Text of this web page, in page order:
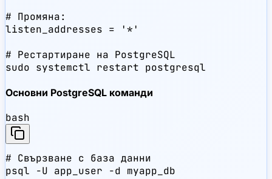
# Промяна:
listen_addresses = '*'
# Рестартиране на PostgreSQL
sudo systemctl restart postgresql
Основни PostgreSQL команди
bash
# Свързване с база данни
psql -U app_user -d myapp_db